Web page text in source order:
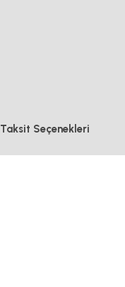
Taksit Seçenekleri